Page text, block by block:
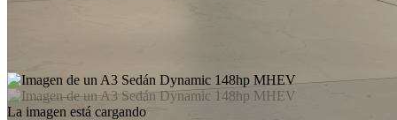
La imagen está cargando